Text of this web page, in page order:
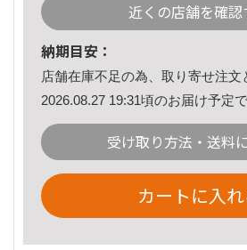
近くの店舗を確認
納期目安：
店舗在庫不足の為、取り寄せ注文
2026.08.27 19:31頃のお届け予定で
受け取り方法・送料
カートに入れ